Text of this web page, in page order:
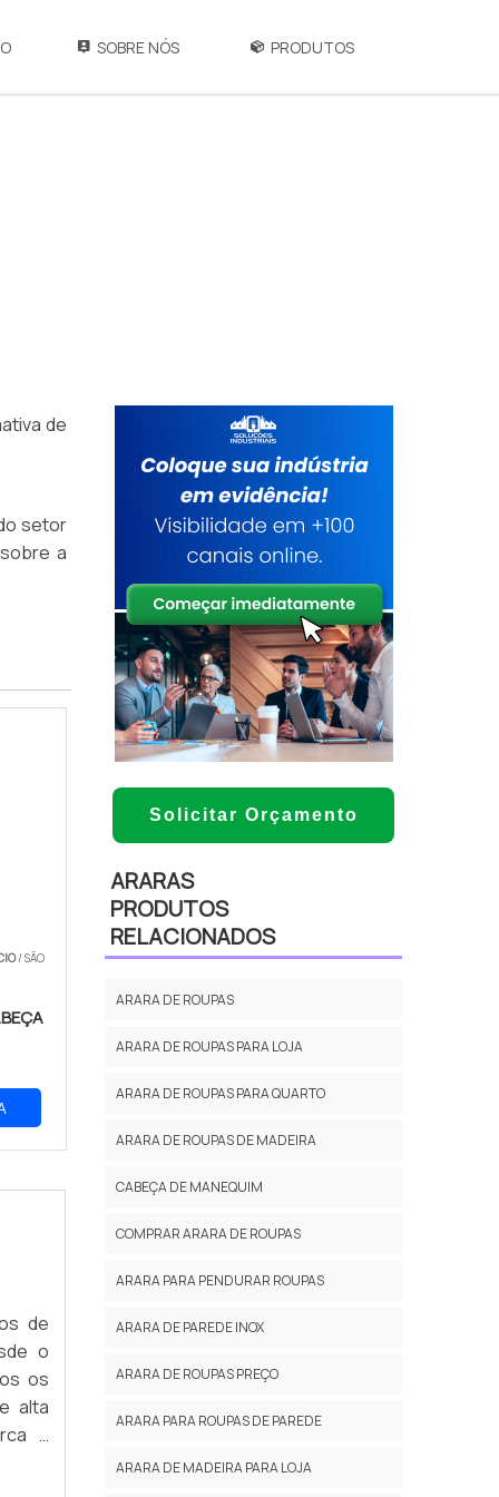
SOBRE NÓS PRODUTOS
de
setor
a
/ SÃO
de
o
os
alta
a
Solicitar Orçamento
ARARAS
PRODUTOS
RELACIONADOS
ARARA DE ROUPAS
ARARA DE ROUPAS PARA LOJA
ARARA DE ROUPAS PARA QUARTO
ARARA DE ROUPAS DE MADEIRA
CABEÇA DE MANEQUIM
COMPRAR ARARA DE ROUPAS
ARARA PARA PENDURAR ROUPAS
ARARA DE PAREDE INOX
ARARA DE ROUPAS PREÇO
ARARA PARA ROUPAS DE PAREDE
ARARA DE MADEIRA PARA LOJA